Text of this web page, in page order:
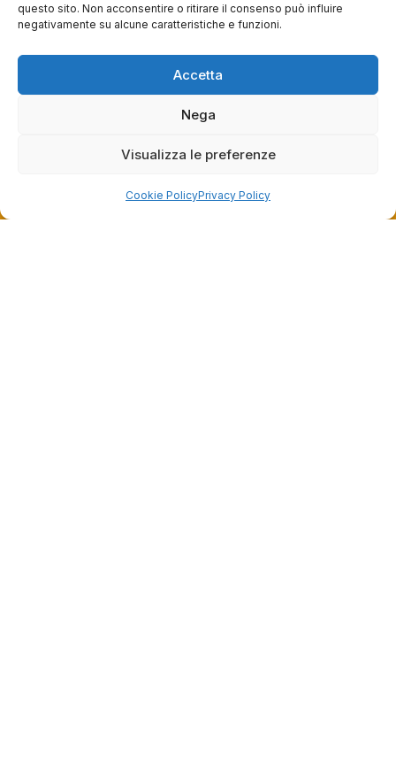
questo sito. Non acconsentire o ritirare il consenso può influire
negativamente su alcune caratteristiche e funzioni.
Accetta
Nega
Visualizza le preferenze
Cookie PolicyPrivacy Policy
Commento del venditore
l'acquisto sia andato liscio, e che possiamo
fornire il servizio giusto a clienti così fantastici.
raccolte e verificate da